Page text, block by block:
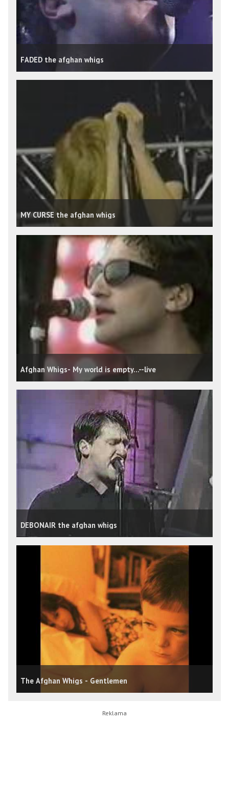
FADED the afghan whigs
MY CURSE the afghan whigs
Afghan Whigs- My world is empty...--live
DEBONAIR the afghan whigs
The Afghan Whigs - Gentlemen